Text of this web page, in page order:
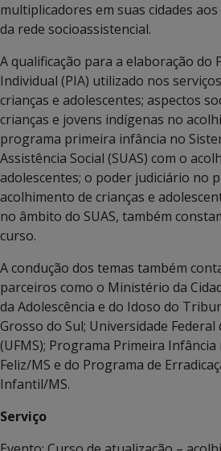
multiplicadores em suas cidades
da rede socioassistencial.
A qualificação para a elaboração do
Individual (PIA) utilizado nos
crianças e adolescentes; aspectos
crianças e jovens indígenas no
programa primeira infância no
Assistência Social (SUAS) com o
adolescentes; o poder judiciário no
acolhimento de crianças e
no âmbito do SUAS, também
curso.
A condução dos temas também
parceiros como o Ministério da
da Adolescência e do Idoso do
Grosso do Sul; Universidade
(UFMS); Programa Primeira Infância
Feliz/MS e do Programa de
Infantil/MS.
Serviço